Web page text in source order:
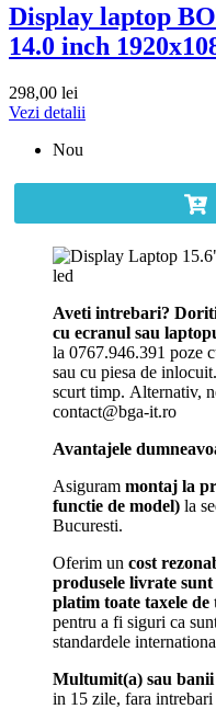
Display laptop
14.0 inch
298,00 lei
Vezi detalii
Nou
Aveti intrebari?
cu ecranul sau
la 0767.946.391 poze
sau cu piesa de
scurt timp. Alternativ,
contact@bga-it.ro
Avantajele
Asiguram montaj la
functie de model) la
Bucuresti.
Oferim un cost
produsele livrate
platim toate taxele
pentru a fi siguri ca
standardele
Multumit(a) sau
in 15 zile, fara intrebari